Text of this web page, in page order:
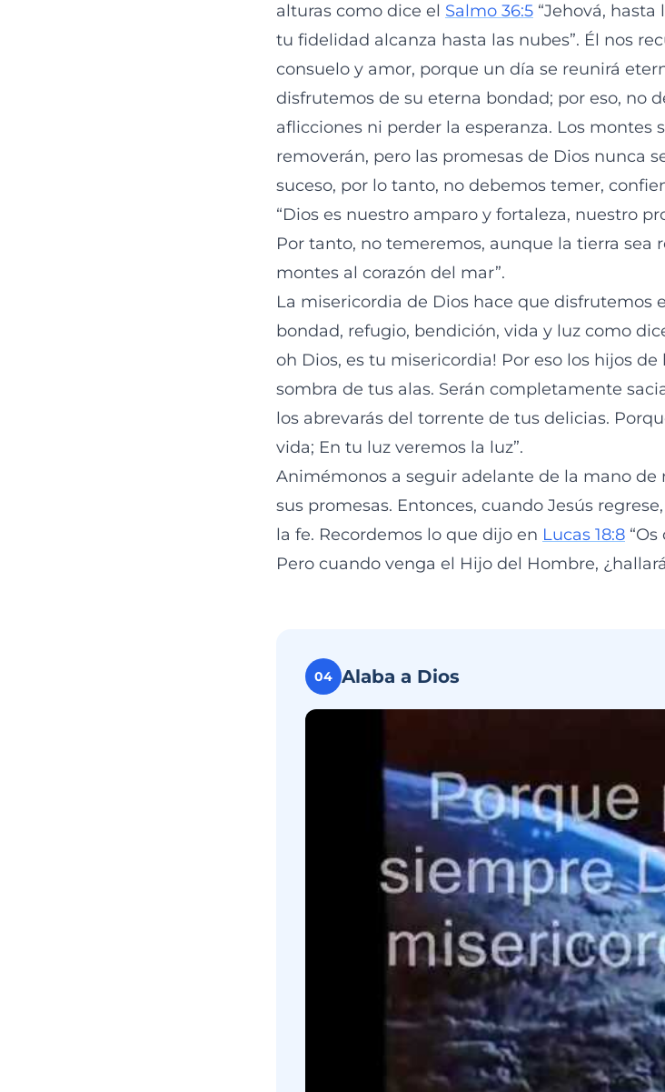
alturas como dice el Salmo 36:5 “Jehová,
tu fidelidad alcanza hasta las nubes”. Él nos
consuelo y amor, porque un día se reunirá
disfrutemos de su eterna bondad; por eso, no
aflicciones ni perder la esperanza. Los montes
removerán, pero las promesas de Dios nunca
suceso, por lo tanto, no debemos temer,
“Dios es nuestro amparo y fortaleza, nuestro
Por tanto, no temeremos, aunque la tierra sea
montes al corazón del mar”.
La misericordia de Dios hace que disfrutemos
bondad, refugio, bendición, vida y luz como
oh Dios, es tu misericordia! Por eso los hijos
sombra de tus alas. Serán completamente
los abrevarás del torrente de tus delicias.
vida; En tu luz veremos la luz”.
Animémonos a seguir adelante de la mano
sus promesas. Entonces, cuando Jesús
la fe. Recordemos lo que dijo en Lucas 18:8
Pero cuando venga el Hijo del Hombre,
04 Alaba a Dios